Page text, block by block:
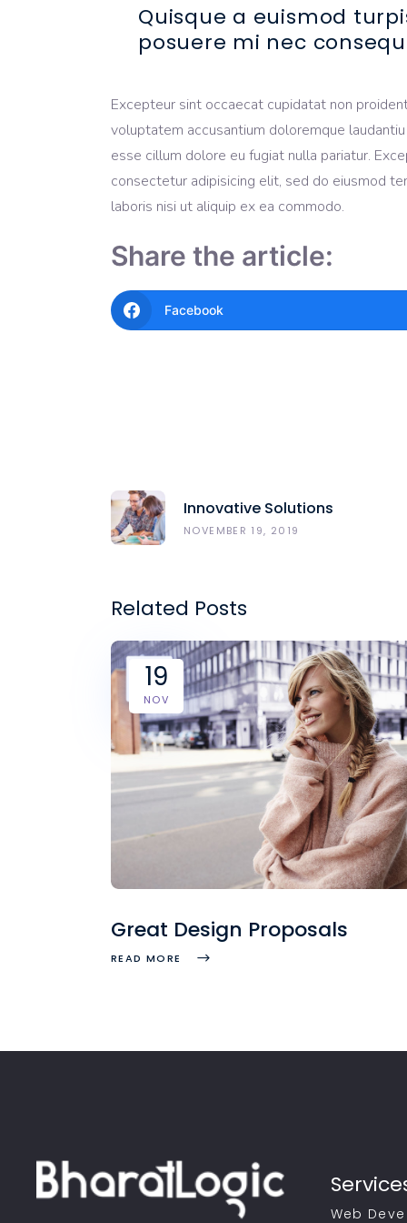
Quisque a euismod
posuere mi nec
Excepteur sint occaecat cupidatat non
voluptatem accusantium doloremque
esse cillum dolore eu fugiat nulla pariatur.
consectetur adipisicing elit, sed do eiusmod
laboris nisi ut aliquip ex ea commodo.
Share the article:
Facebook
Innovative Solutions
NOVEMBER 19, 2019
Related Posts
19
NOV
Great Design Proposals
READ MORE
Web